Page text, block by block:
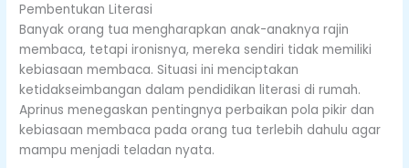
Pembentukan Literasi
Banyak orang tua mengharapkan anak-anaknya rajin
membaca, tetapi ironisnya, mereka sendiri tidak memiliki
kebiasaan membaca. Situasi ini menciptakan
ketidakseimbangan dalam pendidikan literasi di rumah.
Aprinus menegaskan pentingnya perbaikan pola pikir dan
kebiasaan membaca pada orang tua terlebih dahulu agar
mampu menjadi teladan nyata.